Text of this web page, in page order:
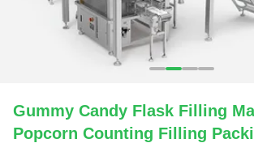
Gummy Candy Flask Filling
Popcorn Counting Filling